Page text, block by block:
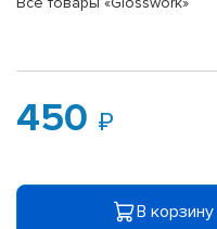
450
В корзину